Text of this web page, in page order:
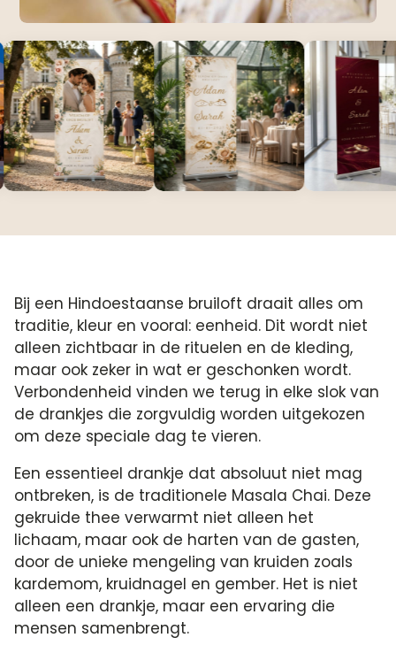
Bij een Hindoestaanse bruiloft draait alles om
traditie, kleur en vooral: eenheid. Dit wordt niet
alleen zichtbaar in de rituelen en de kleding,
maar ook zeker in wat er geschonken wordt.
Verbondenheid vinden we terug in elke slok van
de drankjes die zorgvuldig worden uitgekozen
om deze speciale dag te vieren.
Een essentieel drankje dat absoluut niet mag
ontbreken, is de traditionele Masala Chai. Deze
gekruide thee verwarmt niet alleen het
lichaam, maar ook de harten van de gasten,
door de unieke mengeling van kruiden zoals
kardemom, kruidnagel en gember. Het is niet
alleen een drankje, maar een ervaring die
mensen samenbrengt.